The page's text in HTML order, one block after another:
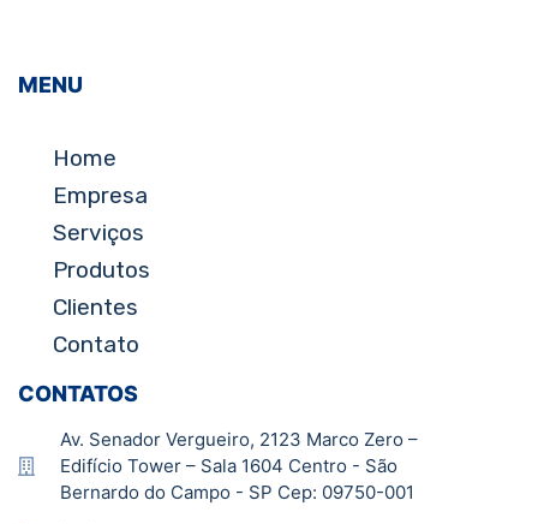
MENU
Home
Empresa
Serviços
Produtos
Clientes
Contato
CONTATOS
Av. Senador Vergueiro, 2123 Marco Zero –
Edifício Tower – Sala 1604 Centro - São
Bernardo do Campo - SP Cep: 09750-001